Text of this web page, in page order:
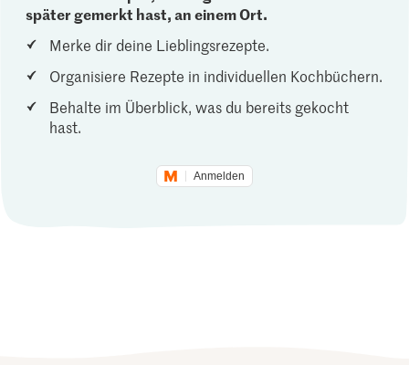
später gemerkt hast, an einem Ort.
Merke dir deine Lieblingsrezepte.
Organisiere Rezepte in individuellen Kochbüchern.
Behalte im Überblick, was du bereits gekocht
hast.
Anmelden